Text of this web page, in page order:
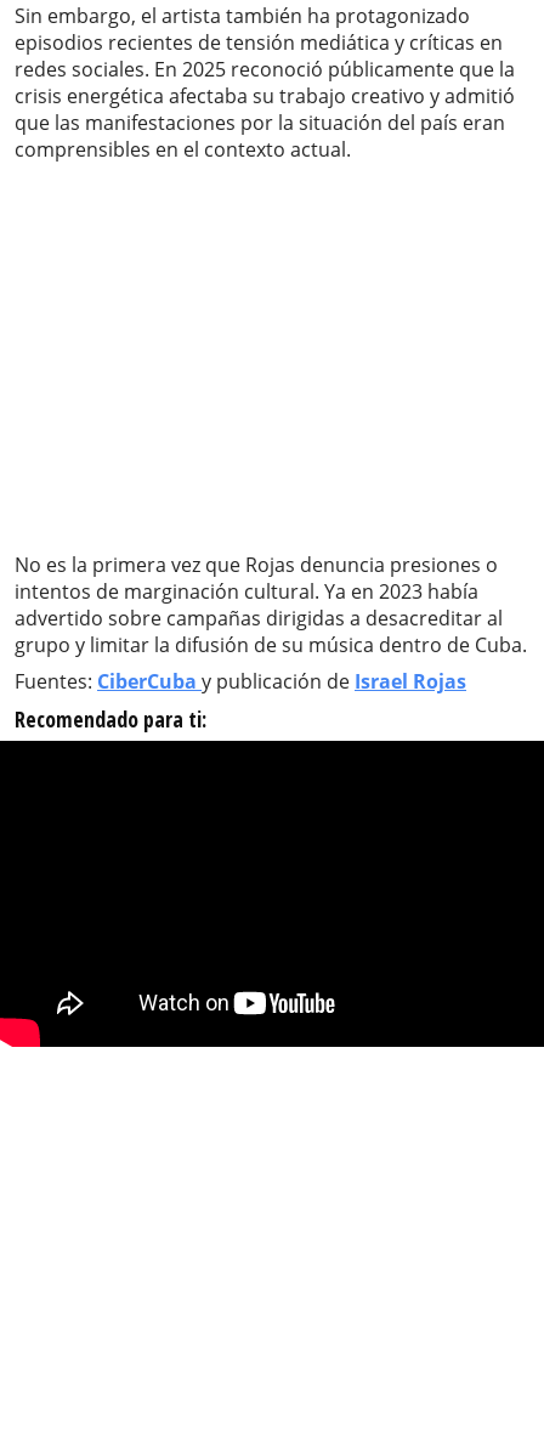
Sin embargo, el artista también ha protagonizado
episodios recientes de tensión mediática y críticas en
redes sociales. En 2025 reconoció públicamente que la
crisis energética afectaba su trabajo creativo y admitió
que las manifestaciones por la situación del país eran
comprensibles en el contexto actual.
No es la primera vez que Rojas denuncia presiones o
intentos de marginación cultural. Ya en 2023 había
advertido sobre campañas dirigidas a desacreditar al
grupo y limitar la difusión de su música dentro de Cuba.
Fuentes: CiberCuba y publicación de Israel Rojas
Recomendado para ti: